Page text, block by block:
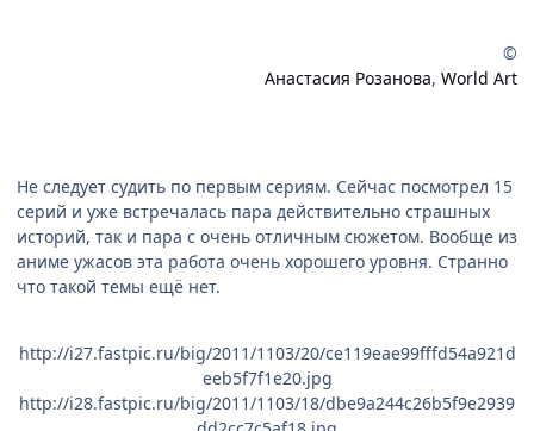
©
Анастасия Розанова, World Art
Не следует судить по первым сериям. Сейчас посмотрел 15
серий и уже встречалась пара действительно страшных
историй, так и пара с очень отличным сюжетом. Вообще из
аниме ужасов эта работа очень хорошего уровня. Странно
что такой темы ещё нет.
http://i27.fastpic.ru/big/2011/1103/20/ce119eae99fffd54a921d
eeb5f7f1e20.jpg
http://i28.fastpic.ru/big/2011/1103/18/dbe9a244c26b5f9e2939